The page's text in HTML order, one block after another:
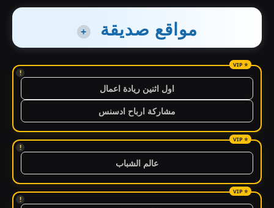
مواقع صديقة +
!
اول اثنين ريادة اعمال
مشاركة ارباح ادسنس
!
عالم الشباب
!